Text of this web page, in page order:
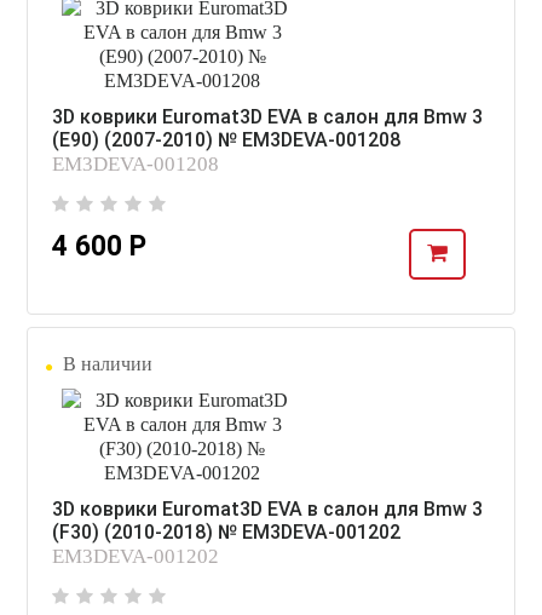
3D коврики Euromat3D EVA в салон для Bmw 3
(E90) (2007-2010) № EM3DEVA-001208
EM3DEVA-001208
4 600 Р
В наличии
3D коврики Euromat3D EVA в салон для Bmw 3
(F30) (2010-2018) № EM3DEVA-001202
EM3DEVA-001202